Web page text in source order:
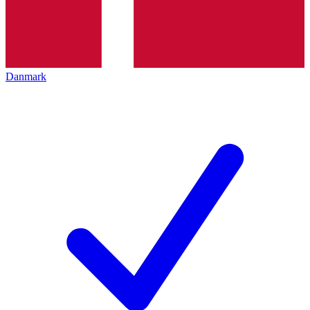
Danmark